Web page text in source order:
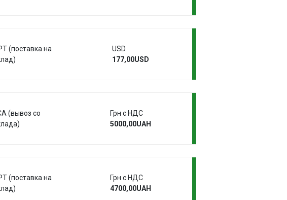
(поставка на
USD
177,00USD
(вывоз со
Грн с НДС
5000,00UAH
(поставка на
Грн с НДС
4700,00UAH